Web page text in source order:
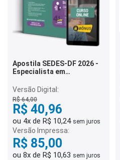
Apostila SEDES-DF 2026 -
Especialista em
Assistência Social (EDAS) -
Psicologia
Versão Digital:
R$ 64,00
R$ 40,96
ou 4x de R$ 10,24 sem juros
Versão Impressa:
R$ 85,00
ou 8x de R$ 10,63 sem juros